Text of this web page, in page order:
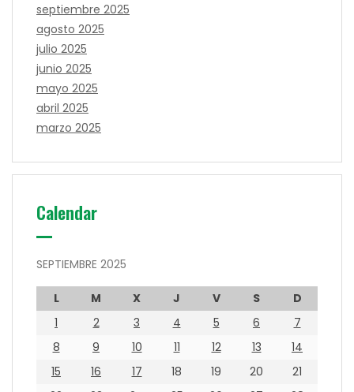
septiembre 2025
agosto 2025
julio 2025
junio 2025
mayo 2025
abril 2025
marzo 2025
Calendar
SEPTIEMBRE 2025
L M X J V S
D
1
2 3 4 5 6
7
8
9 10 11 12 13
14
15
16 17 18 19 20
21